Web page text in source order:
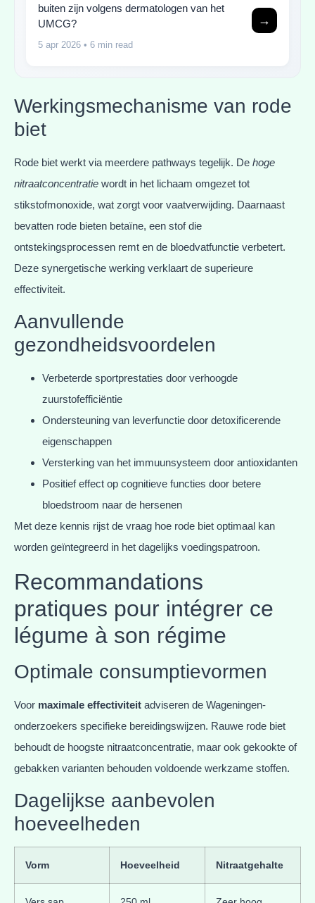
buiten zijn volgens dermatologen van het
UMCG?
5 apr 2026 • 6 min read
→
Werkingsmechanisme van rode
biet
Rode biet werkt via meerdere pathways tegelijk. De hoge
nitraatconcentratie wordt in het lichaam omgezet tot
stikstofmonoxide, wat zorgt voor vaatverwijding. Daarnaast
bevatten rode bieten betaïne, een stof die
ontstekingsprocessen remt en de bloedvatfunctie verbetert.
Deze synergetische werking verklaart de superieure
effectiviteit.
Aanvullende
gezondheidsvoordelen
Verbeterde sportprestaties door verhoogde
zuurstofefficiëntie
Ondersteuning van leverfunctie door detoxificerende
eigenschappen
Versterking van het immuunsysteem door antioxidanten
Positief effect op cognitieve functies door betere
bloedstroom naar de hersenen
Met deze kennis rijst de vraag hoe rode biet optimaal kan
worden geïntegreerd in het dagelijks voedingspatroon.
Recommandations
pratiques pour intégrer ce
légume à son régime
Optimale consumptievormen
Voor maximale effectiviteit adviseren de Wageningen-
onderzoekers specifieke bereidingswijzen. Rauwe rode biet
behoudt de hoogste nitraatconcentratie, maar ook gekookte of
gebakken varianten behouden voldoende werkzame stoffen.
Dagelijkse aanbevolen
hoeveelheden
Vorm Hoeveelheid Nitraatgehalte